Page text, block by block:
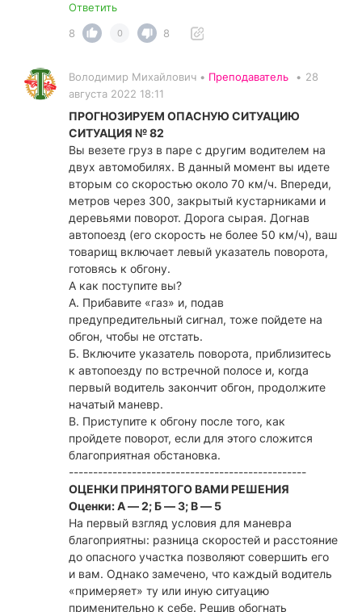
Ответить
8
0 8
Володимир Михайлович • Преподаватель • 28
августа 2022 18:11
ПРОГНОЗИРУЕМ ОПАСНУЮ СИТУАЦИЮ
СИТУАЦИЯ № 82
Вы везете груз в паре с другим водителем на
двух автомобилях. В данный момент вы идете
вторым со скоростью около 70 км/ч. Впереди,
метров через 300, закрытый кустарниками и
деревьями поворот. Дорога сырая. Догнав
автопоезд (его скорость не более 50 км/ч), ваш
товарищ включает левый указатель поворота,
готовясь к обгону.
А как поступите вы?
А. Прибавите «газ» и, подав
предупредительный сигнал, тоже пойдете на
обгон, чтобы не отстать.
Б. Включите указатель поворота, приблизитесь
к автопоезду по встречной полосе и, когда
первый водитель закончит обгон, продолжите
начатый маневр.
В. Приступите к обгону после того, как
пройдете поворот, если для этого сложится
благоприятная обстановка.
-------------------------------------------------
ОЦЕНКИ ПРИНЯТОГО ВАМИ РЕШЕНИЯ
Оценки: А — 2; Б — 3; В — 5
На первый взгляд условия для маневра
благоприятны: разница скоростей и расстояние
до опасного участка позволяют совершить его
и вам. Однако замечено, что каждый водитель
«примеряет» ту или иную ситуацию
применительно к себе. Решив обогнать